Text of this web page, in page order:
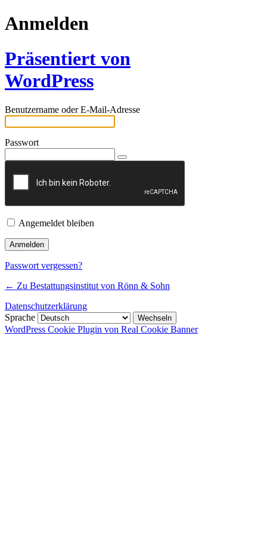
Anmelden
Präsentiert von
WordPress
Benutzername oder E-Mail-Adresse
Passwort
Angemeldet bleiben
Passwort vergessen?
← Zu Bestattungsinstitut von Rönn & Sohn
Datenschutzerklärung
Sprache
WordPress Cookie Plugin von Real Cookie Banner